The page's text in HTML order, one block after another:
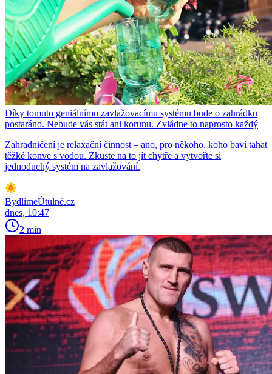
Díky tomuto geniálnímu zavlažovacímu systému bude o zahrádku
postaráno. Nebude vás stát ani korunu. Zvládne to naprosto každý
Zahradničení je relaxační činnost – ano, pro někoho, koho baví tahat
těžké konve s vodou. Zkuste na to jít chytře a vytvořte si
jednoduchý systém na zavlažování.
BydlímeÚtulně.cz
dnes, 10:47
2 min